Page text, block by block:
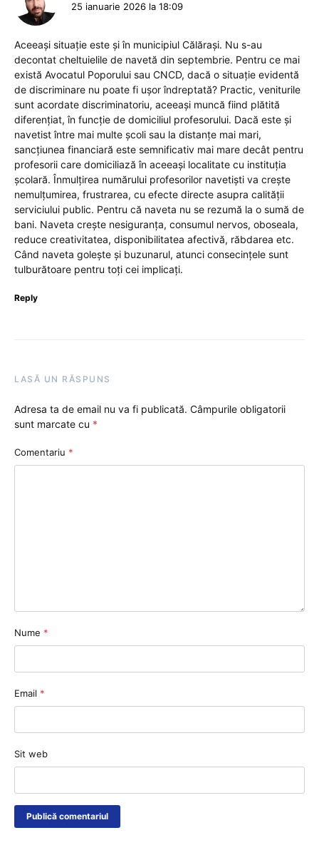
25 ianuarie 2026 la 18:09
Aceeași situație este și în municipiul Călărași. Nu s-au
decontat cheltuielile de navetă din septembrie. Pentru ce mai
există Avocatul Poporului sau CNCD, dacă o situație evidentă
de discriminare nu poate fi ușor îndreptată? Practic, veniturile
sunt acordate discriminatoriu, aceeași muncă fiind plătită
diferențiat, în funcție de domiciliul profesorului. Dacă este și
navetist între mai multe școli sau la distanțe mai mari,
sancțiunea financiară este semnificativ mai mare decât pentru
profesorii care domiciliază în aceeași localitate cu instituția
școlară. Înmulțirea numărului profesorilor navetiști va crește
nemulțumirea, frustrarea, cu efecte directe asupra calității
serviciului public. Pentru că naveta nu se rezumă la o sumă de
bani. Naveta crește nesiguranța, consumul nervos, oboseala,
reduce creativitatea, disponibilitatea afectivă, răbdarea etc.
Când naveta golește și buzunarul, atunci consecințele sunt
tulburătoare pentru toți cei implicați.
Reply
LASĂ UN RĂSPUNS
Adresa ta de email nu va fi publicată. Câmpurile obligatorii
sunt marcate cu *
Comentariu *
Nume *
Email *
Sit web